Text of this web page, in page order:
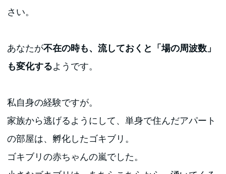
さい。
あなたが不在の時も、流しておくと「場の周波数」
も変化するようです。
私自身の経験ですが。
家族から逃げるようにして、単身で住んだアパート
の部屋は、孵化したゴキブリ。
ゴキブリの赤ちゃんの嵐でした。